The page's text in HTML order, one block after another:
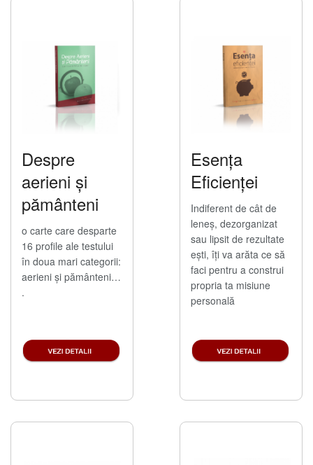
Despre
aerieni și
pământeni
o carte care desparte
16 profile ale testului
în doua mari categorii:
aerieni și pământeni…
.
Esența
Eficienței
Indiferent de cât de
leneș, dezorganizat
sau lipsit de rezultate
ești, îți va arăta ce să
faci pentru a construi
propria ta misiune
personală